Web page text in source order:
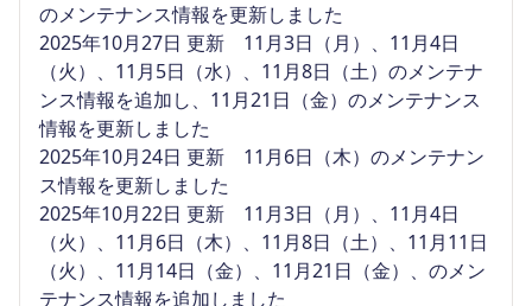
のメンテナンス情報を更新しました
2025年10月27日 更新 11月3日（月）、11月4日
（火）、11月5日（水）、11月8日（土）のメンテナ
ンス情報を追加し、11月21日（金）のメンテナンス
情報を更新しました
2025年10月24日 更新 11月6日（木）のメンテナン
ス情報を更新しました
2025年10月22日 更新 11月3日（月）、11月4日
（火）、11月6日（木）、11月8日（土）、11月11日
（火）、11月14日（金）、11月21日（金）、のメン
テナンス情報を追加しました